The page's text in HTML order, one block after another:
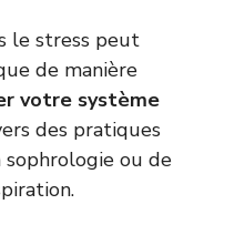
le stress peut
de manière
votre système
des pratiques
ou de